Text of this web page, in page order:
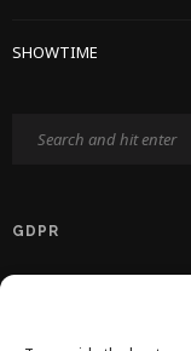
SHOWTIME
GDPR